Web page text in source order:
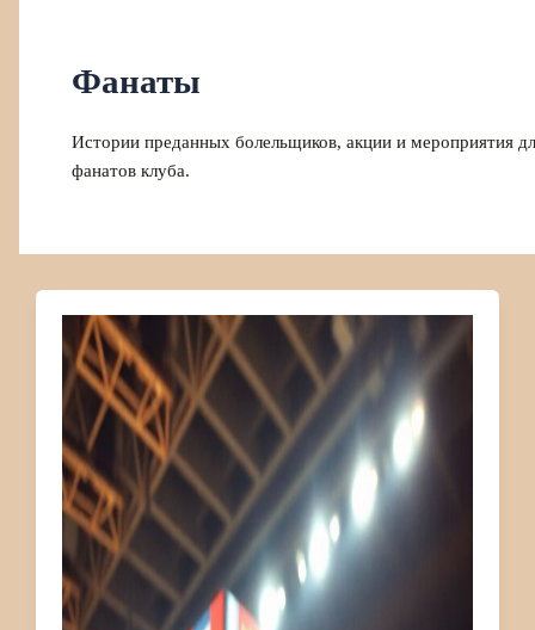
Фанаты
Истории преданных болельщиков, акции и мероприятия
фанатов клуба.